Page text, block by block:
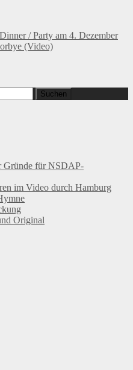
/ Party am 4. Dezember
(Video)
Gründe für NSDAP-
im Video durch Hamburg
Original